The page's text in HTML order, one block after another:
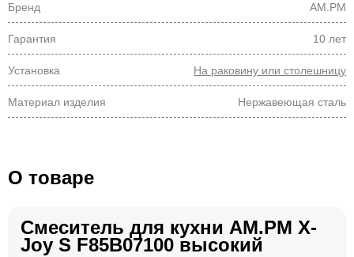
Бренд AM.PM
Гарантия 10 лет
Установка На раковину или столешницу
Материал изделия Нержавеющая сталь
О товаре
Смеситель для кухни AM.PM X-
Joy S F85B07100 высокий